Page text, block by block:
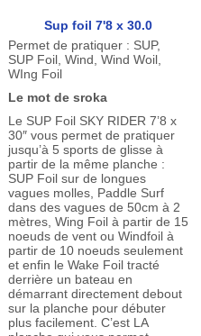
Sup foil 7'8 x 30.0
Permet de pratiquer : SUP,
SUP Foil, Wind, Wind Woil,
WIng Foil
Le mot de sroka
Le SUP Foil SKY RIDER 7’8 x
30″ vous permet de pratiquer
jusqu’à 5 sports de glisse à
partir de la même planche :
SUP Foil sur de longues
vagues molles, Paddle Surf
dans des vagues de 50cm à 2
mètres, Wing Foil à partir de 15
noeuds de vent ou Windfoil à
partir de 10 noeuds seulement
et enfin le Wake Foil tracté
derrière un bateau en
démarrant directement debout
sur la planche pour débuter
plus facilement. C’est LA